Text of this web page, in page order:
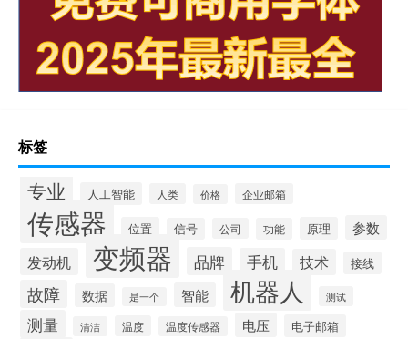
标签
专业 人工智能 人类 价格 企业邮箱
传感器 位置 信号 公司 功能 原理 参数
发动机 变频器 品牌 手机 技术 接线
故障 数据 是一个 智能 机器人 测试
测量 清洁 温度 温度传感器 电压 电子邮箱